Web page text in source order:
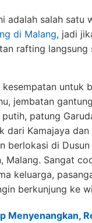
adalah salah satu
di Malang, jadi
rafting langsung
kesempatan untuk
jembatan
putih, patung
dari Kamajaya dan
berlokasi di Dusun
Malang. Sangat
keluarga,
berkunjung ke
Menyenangkan,